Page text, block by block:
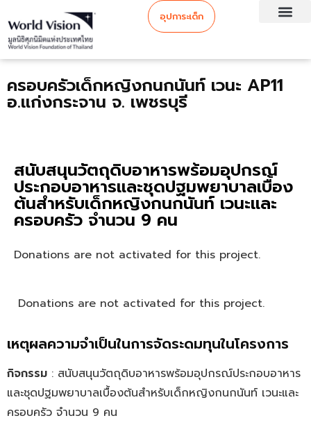
อุปการะเด็ก
ครอบครัวเด็กหญิงกนกนันท์ เวนะ AP11
อ.แก่งกระจาน จ. เพชรบุรี
สนับสนุนวัตถุดิบอาหารพร้อมอุปกรณ์
ประกอบอาหารและชุดปฐมพยาบาลเบื้อง
ต้นสำหรับเด็กหญิงกนกนันท์ เวนะและ
ครอบครัว จำนวน 9 คน
Donations are not activated for this project.
Donations are not activated for this project.
เหตุผลความจำเป็นในการจัดระดมทุนในโครงการ
กิจกรรม : สนับสนุนวัตถุดิบอาหารพร้อมอุปกรณ์ประกอบอาหาร
และชุดปฐมพยาบาลเบื้องต้นสำหรับเด็กหญิงกนกนันท์ เวนะและ
ครอบครัว จำนวน 9 คน